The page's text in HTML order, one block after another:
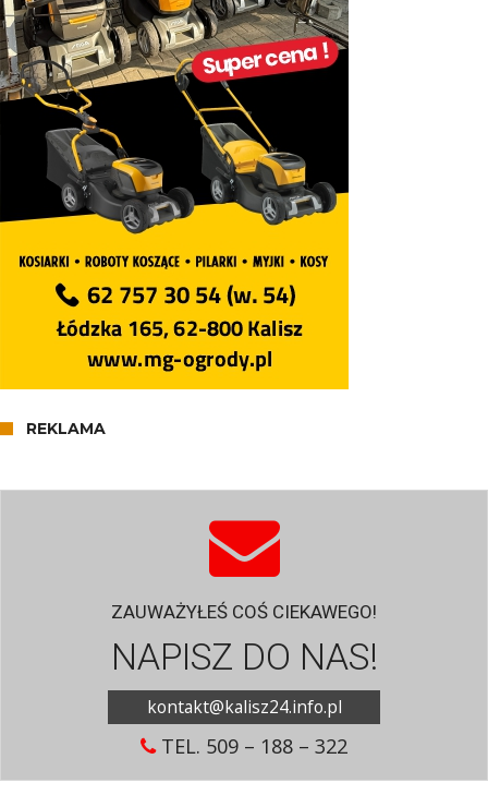
REKLAMA
ZAUWAŻYŁEŚ COŚ CIEKAWEGO!
NAPISZ DO NAS!
kontakt@kalisz24.info.pl
TEL. 509 – 188 – 322